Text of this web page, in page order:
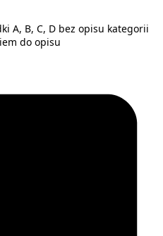
A, B, C, D bez opisu kategorii
do opisu